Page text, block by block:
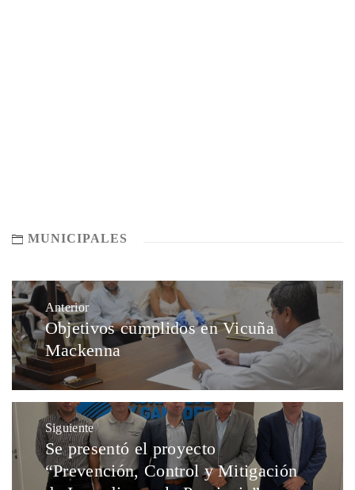
MUNICIPALES
Anterior
Objetivos cumplidos en Vicuña
Mackenna
Siguiente
Se presentó el proyecto
“Prevención, Control y Mitigación